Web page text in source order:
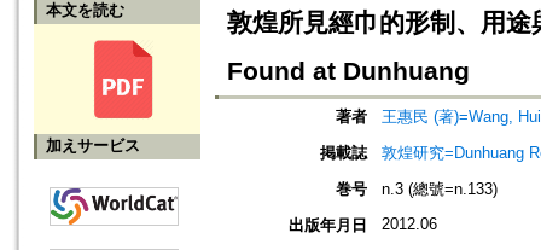
本文を読む
加えサービス
敦煌所見經巾的形制、用
Found at Dunhuang
著者
王惠民 (著)=Wang,
掲載誌
敦煌研究=Dunhuang
巻号
n.3 (總號=n.133)
出版年月日
2012.06